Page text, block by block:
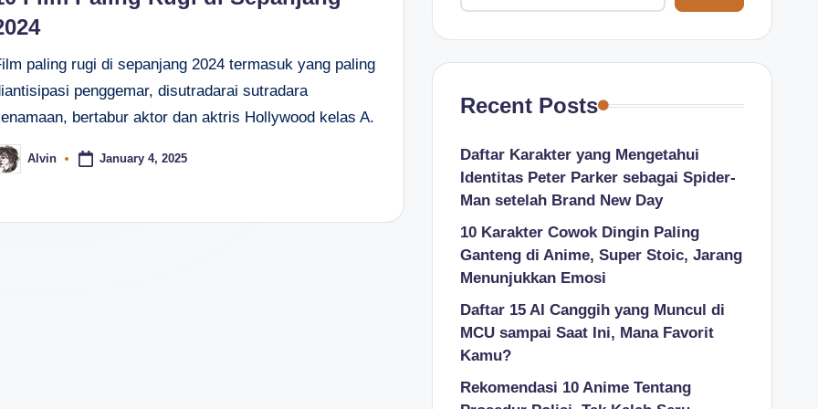
paling rugi di sepanjang 2024 termasuk yang paling
penggemar, disutradarai sutradara
bertabur aktor dan aktris Hollywood kelas A.
Alvin January 4, 2025
Recent Posts
Daftar Karakter yang Mengetahui
Identitas Peter Parker sebagai Spider-
Man setelah Brand New Day
10 Karakter Cowok Dingin Paling
Ganteng di Anime, Super Stoic, Jarang
Menunjukkan Emosi
Daftar 15 AI Canggih yang Muncul di
MCU sampai Saat Ini, Mana Favorit
Kamu?
Rekomendasi 10 Anime Tentang